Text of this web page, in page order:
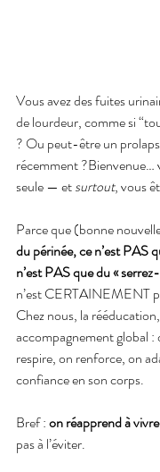
Vous avez des fuites
de lourdeur, comme si
? Ou peut-être un
récemment ?Bienvenue…
seule — et surtout, vous
Parce que (bonne
du périnée, ce n’est PAS
n’est PAS que du «
n’est CERTAINEMENT
Chez nous, la
accompagnement global :
respire, on renforce, on
confiance en son corps.
Bref : on réapprend à
pas à l’éviter.